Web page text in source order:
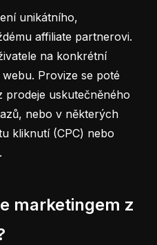
unikátního,
affiliate partnerovi.
na konkrétní
Provize se poté
uskutečněného
nebo v některých
kliknutí (CPC) nebo
marketingem z